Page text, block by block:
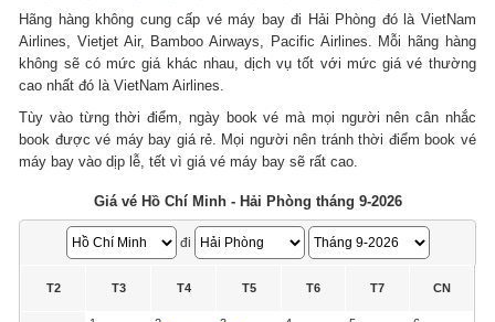
Hãng hàng không cung cấp vé máy bay đi Hải Phòng đó là VietNam
Airlines, Vietjet Air, Bamboo Airways, Pacific Airlines. Mỗi hãng hàng
không sẽ có mức giá khác nhau, dịch vụ tốt với mức giá vé thường
cao nhất đó là VietNam Airlines.
Tùy vào từng thời điểm, ngày book vé mà mọi người nên cân nhắc
book được vé máy bay giá rẻ. Mọi người nên tránh thời điểm book vé
máy bay vào dịp lễ, tết vì giá vé máy bay sẽ rất cao.
Giá vé Hồ Chí Minh - Hải Phòng tháng 9-2026
đi
T2 T3 T4 T5 T6 T7 CN